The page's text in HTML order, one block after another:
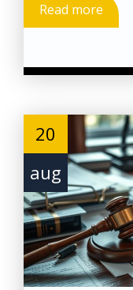
Read more
20
aug